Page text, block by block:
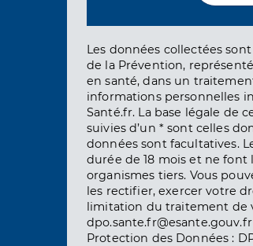
Les données collectées
de la Prévention,
en santé, dans un
informations personnelles
Santé.fr. La base légale de
suivies d’un * sont celles
données sont facultatives.
durée de 18 mois et ne font
organismes tiers. Vous
les rectifier, exercer votre
limitation du traitement de
Protection des Données :